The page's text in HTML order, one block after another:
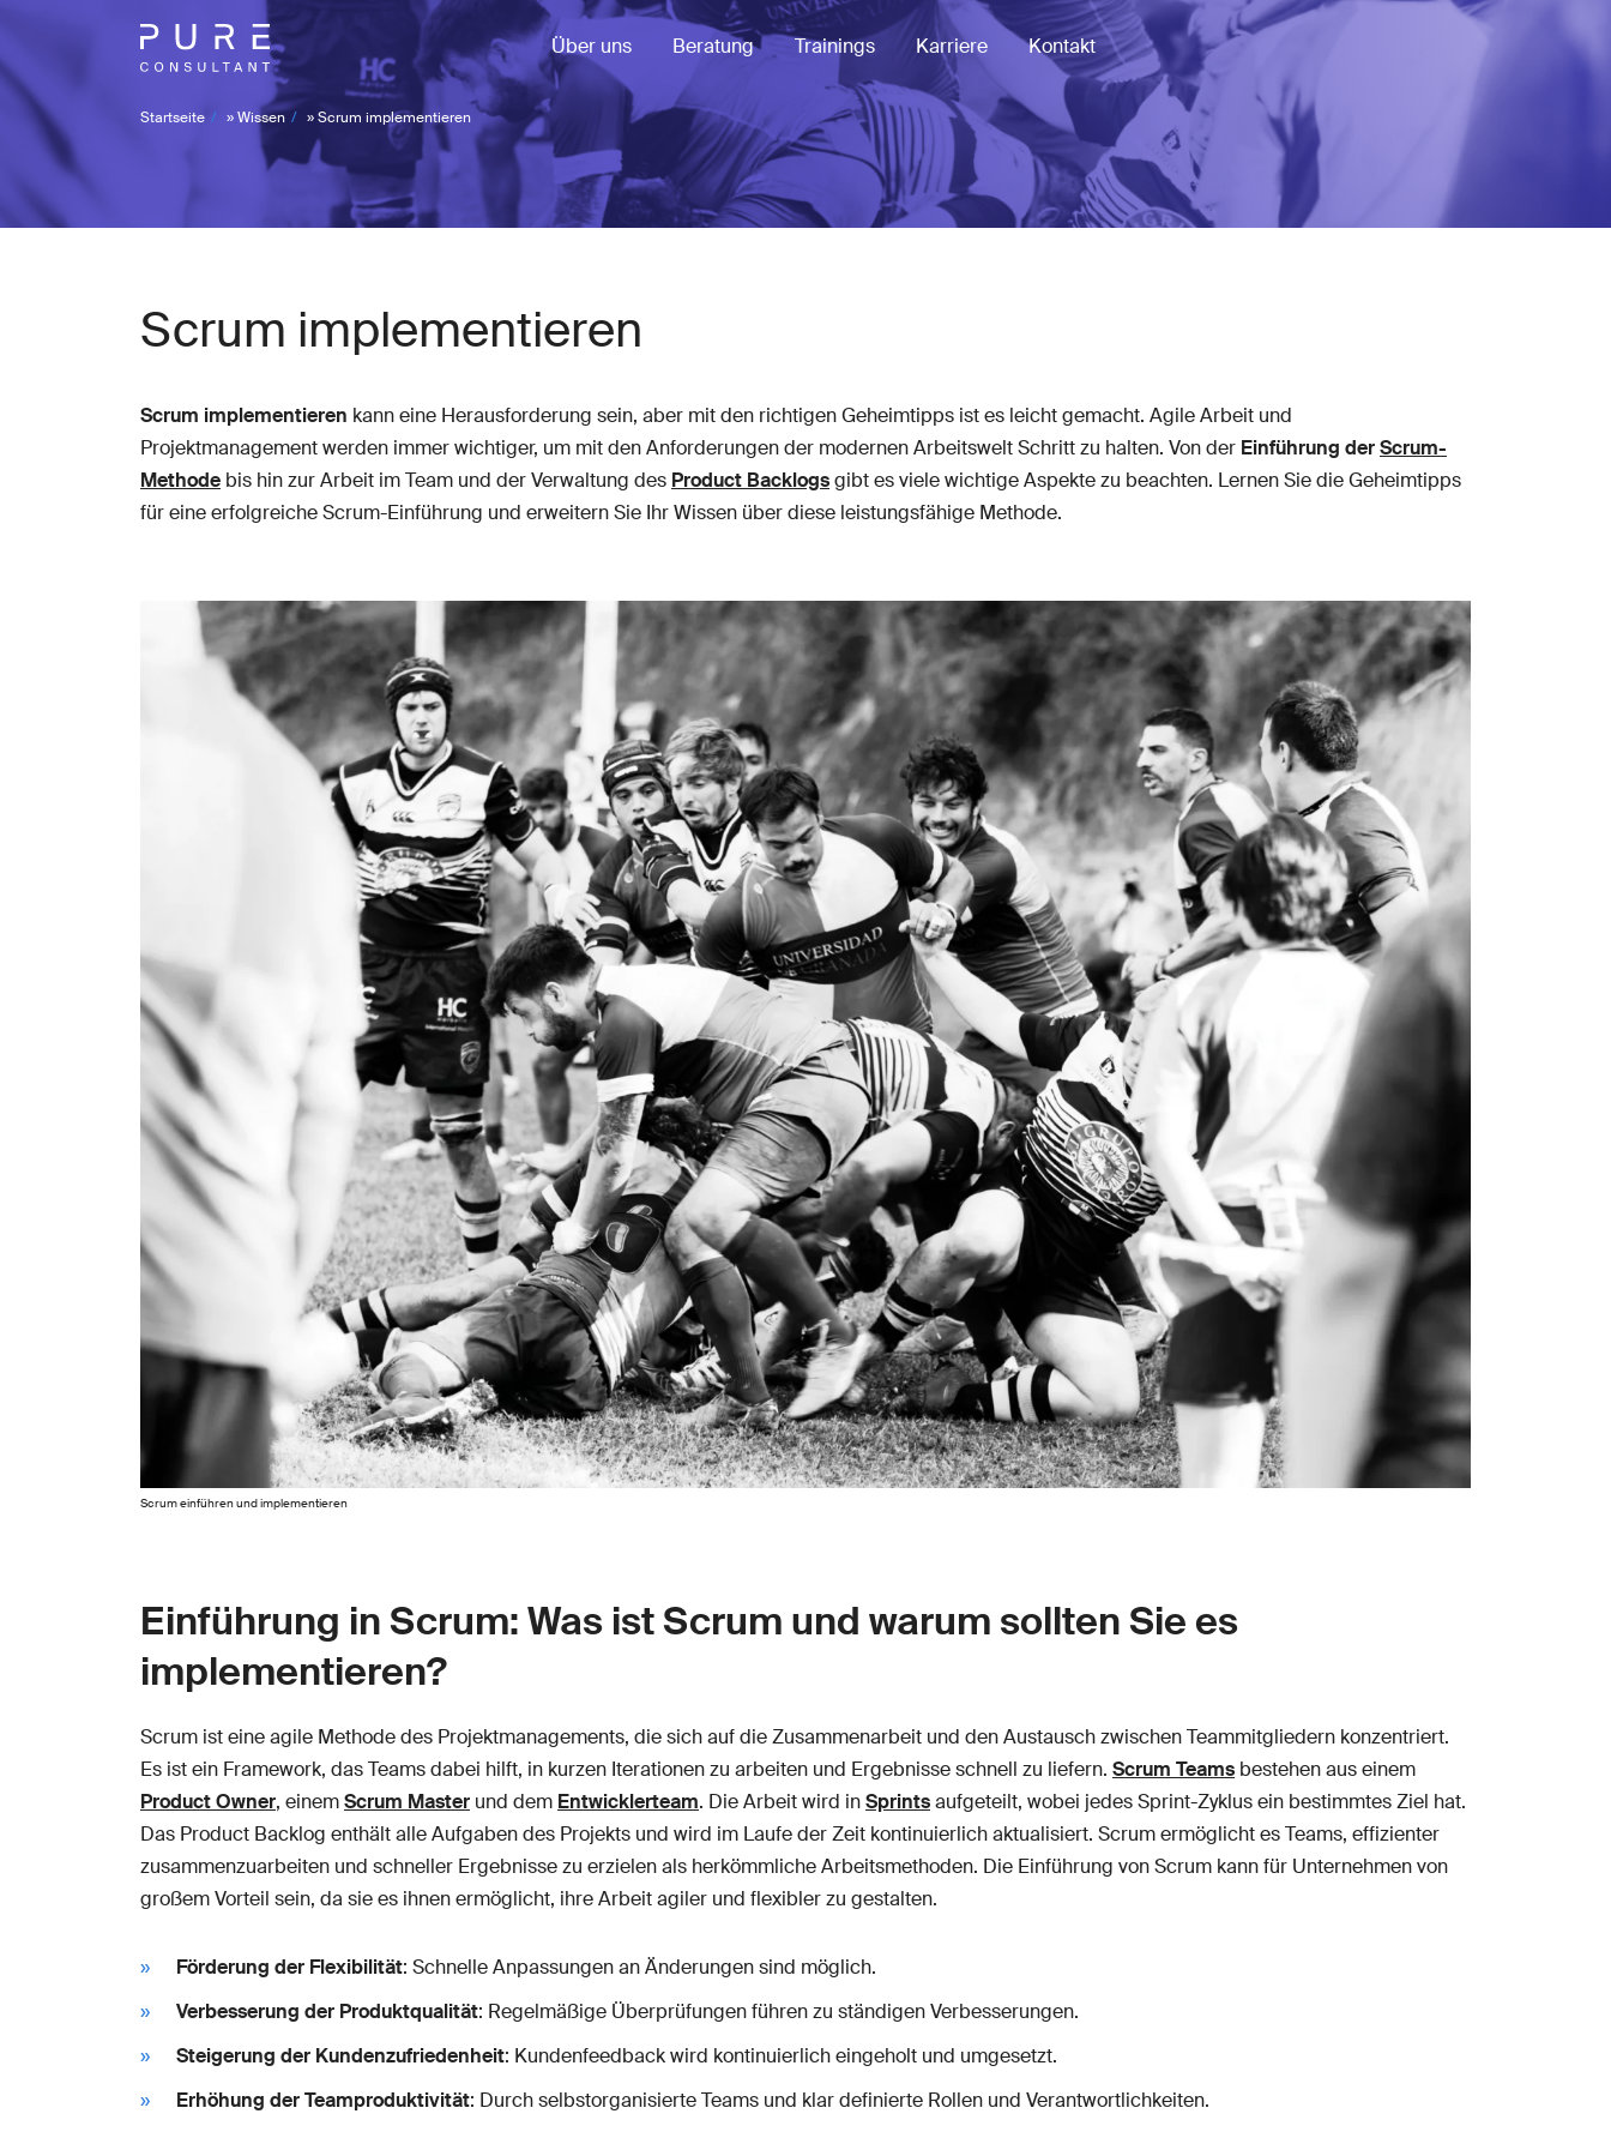
Über uns Beratung Trainings Karriere Kontakt
Startseite »Wissen »Scrum implementieren
Scrum implementieren
Scrum implementieren kann eine Herausforderung sein, aber mit den richtigen Geheimtipps ist es leicht gemacht. Agile Arbeit und
Projektmanagement werden immer wichtiger, um mit den Anforderungen der modernen Arbeitswelt Schritt zu halten. Von der Einführung derScrum-
Methode bis hin zur Arbeit im Team und der Verwaltung des Product Backlogsgibt es viele wichtige Aspekte zu beachten. Lernen Sie die Geheimtipps
für eine erfolgreiche Scrum-Einführung und erweitern Sie Ihr Wissen über diese leistungsfähige Methode.
Scrum einführen und implementieren
Einführung in Scrum: Was ist Scrum und warum sollten Sie es
implementieren?
Scrum ist eine agile Methode des Projektmanagements, die sich auf die Zusammenarbeit und den Austausch zwischen Teammitgliedern konzentriert.
Es ist ein Framework, das Teams dabei hilft, in kurzen Iterationen zu arbeiten und Ergebnisse schnell zu liefern. Scrum Teams bestehen aus einem
Product Owner, einemScrum Master und dem Entwicklerteam. Die Arbeit wird inSprintsaufgeteilt, wobei jedes Sprint-Zyklus ein bestimmtes Ziel hat.
Das Product Backlog enthält alle Aufgaben des Projekts und wird im Laufe der Zeit kontinuierlich aktualisiert. Scrum ermöglicht es Teams, effizienter
zusammenzuarbeiten und schneller Ergebnisse zu erzielen als herkömmliche Arbeitsmethoden. Die Einführung von Scrum kann für Unternehmen von
großem Vorteil sein, da sie es ihnen ermöglicht, ihre Arbeit agiler und flexibler zu gestalten.
Förderung der Flexibilität: Schnelle Anpassungen an Änderungen sind möglich.
Verbesserung der Produktqualität: Regelmäßige Überprüfungen führen zu ständigen Verbesserungen.
Steigerung der Kundenzufriedenheit: Kundenfeedback wird kontinuierlich eingeholt und umgesetzt.
Erhöhung der Teamproduktivität: Durch selbstorganisierte Teams und klar definierte Rollen und Verantwortlichkeiten.